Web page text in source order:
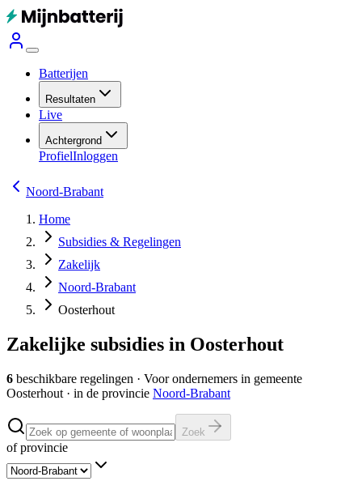
Batterijen
Resultaten
Live
Achtergrond
ProfielInloggen
Noord-Brabant
Home
Subsidies & Regelingen
Zakelijk
Noord-Brabant
Oosterhout
Zakelijke subsidies in Oosterhout
6 beschikbare regelingen · Voor ondernemers in gemeente
Oosterhout · in de provincie Noord-Brabant
Zoek
of provincie